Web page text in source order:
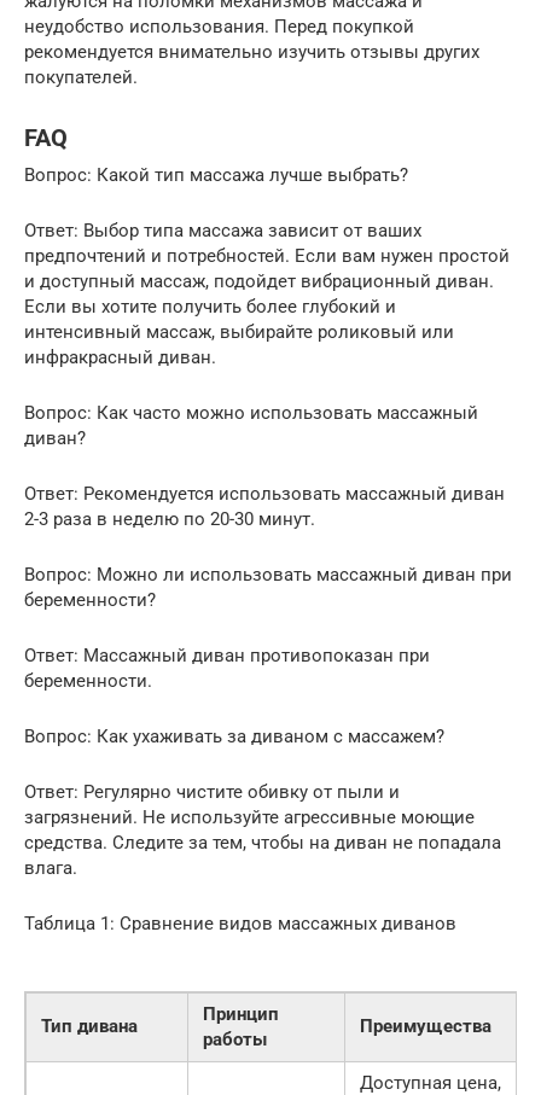
неудобство использования. Перед покупкой
рекомендуется внимательно изучить отзывы других
покупателей.
FAQ
Вопрос: Какой тип массажа лучше выбрать?
Ответ: Выбор типа массажа зависит от ваших
предпочтений и потребностей. Если вам нужен простой
и доступный массаж, подойдет вибрационный диван.
Если вы хотите получить более глубокий и
интенсивный массаж, выбирайте роликовый или
инфракрасный диван.
Вопрос: Как часто можно использовать массажный
диван?
Ответ: Рекомендуется использовать массажный диван
2-3 раза в неделю по 20-30 минут.
Вопрос: Можно ли использовать массажный диван при
беременности?
Ответ: Массажный диван противопоказан при
беременности.
Вопрос: Как ухаживать за диваном с массажем?
Ответ: Регулярно чистите обивку от пыли и
загрязнений. Не используйте агрессивные моющие
средства. Следите за тем, чтобы на диван не попадала
влага.
Таблица 1: Сравнение видов массажных диванов
Тип дивана
Принцип
работы
Преимущества
Доступная цена,